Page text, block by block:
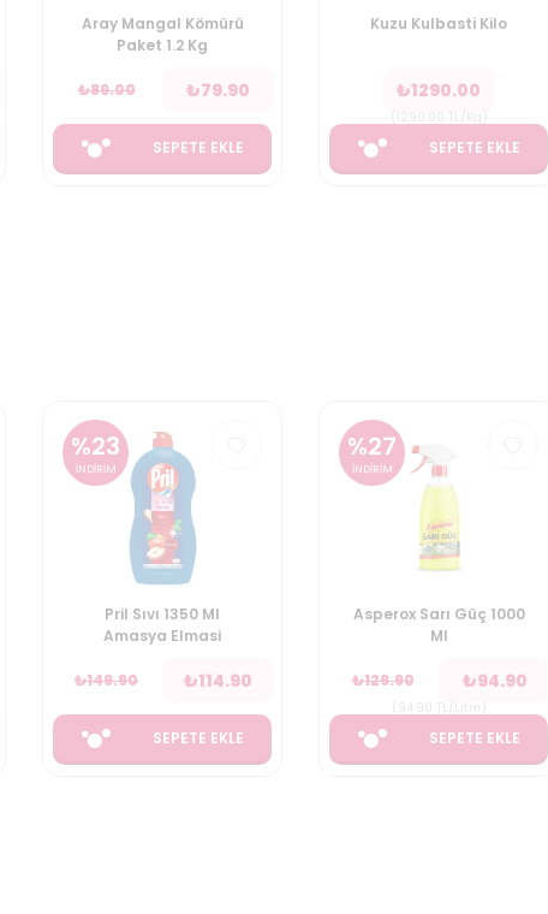
Aray Mangal Kömürü
Paket 1.2 Kg
₺89.00 ₺79.90
SEPETE EKLE
Kuzu Kulbasti Kilo
₺1290.00
SEPETE EKLE
%27
İNDİRİM
Asperox Sarı Güç 1000
Ml
₺129.90 ₺94.90
SEPETE EKLE
%44
İNDİRİM
Koroplast Mikrofiber
Bez 3 lu Eko Paket
₺179.00 ₺99.90
SEPETE EKLE